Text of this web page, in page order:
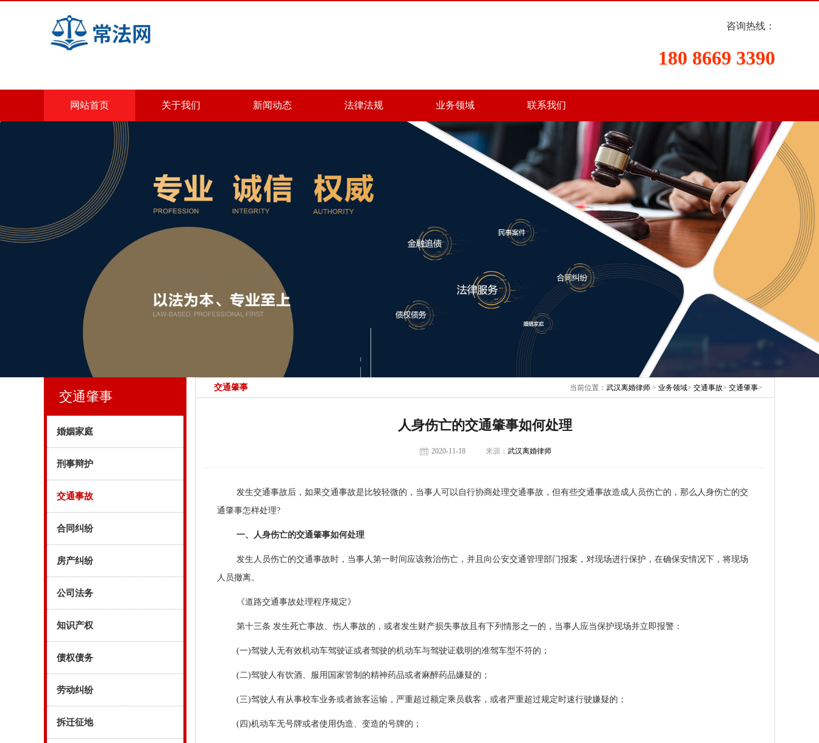
咨询热线：
180 8669 3390
网站首页 关于我们 新闻动态 法律法规 业务领域 联系我们
交通肇事 当前位置： 武汉离婚律师 > 业务领域> 交通事故> 交通肇事>
人身伤亡的交通肇事如何处理
2020-11-18 来源： 武汉离婚律师
发生交通事故后，如果交通事故是比较轻微的，当事人可以自行协商处理交通事故，但有些交通事故造成人员伤亡的，那么人身伤亡的交
通肇事怎样处理?
一、人身伤亡的交通肇事如何处理
发生人员伤亡的交通事故时，当事人第一时间应该救治伤亡，并且向公安交通管理部门报案，对现场进行保护，在确保安情况下，将现场
人员撤离。
《道路交通事故处理程序规定》
第十三条 发生死亡事故、伤人事故的，或者发生财产损失事故且有下列情形之一的，当事人应当保护现场并立即报警：
(一)驾驶人无有效机动车驾驶证或者驾驶的机动车与驾驶证载明的准驾车型不符的；
(二)驾驶人有饮酒、服用国家管制的精神药品或者麻醉药品嫌疑的；
(三)驾驶人有从事校车业务或者旅客运输，严重超过额定乘员载客，或者严重超过规定时速行驶嫌疑的；
(四)机动车无号牌或者使用伪造、变造的号牌的；
交通肇事
婚姻家庭
刑事辩护
交通事故
合同纠纷
房产纠纷
公司法务
知识产权
债权债务
劳动纠纷
拆迁征地